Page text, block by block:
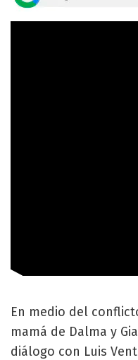
En medio del
mamá de Dalma y
diálogo con Luis